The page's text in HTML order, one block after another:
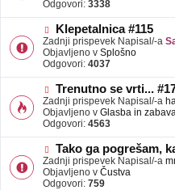
e
b
a
v
e
Odgovori: 3338
N
o
v
e
b
a
v
e
Klepetalnica #115
Zadnji prispevek Napisal/-a
Objavljeno v Splošno
Odgovori: 4037
N
o
v
e
b
a
v
Trenutno se vrti...
Zadnji prispevek Napisal/-a
Objavljeno v Glasba in
Odgovori: 4563
N
o
v
e
Tako ga pogrešam,
Zadnji prispevek Napisal/-a
Objavljeno v Čustva
Odgovori: 759